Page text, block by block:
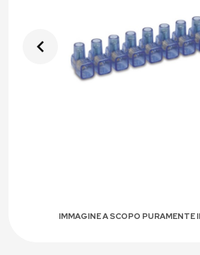
IMMAGINE A SCOPO PURAMENTE